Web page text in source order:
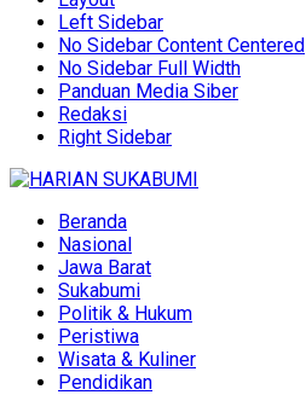
Left Sidebar
No Sidebar Content Centered
No Sidebar Full Width
Panduan Media Siber
Redaksi
Right Sidebar
Beranda
Nasional
Jawa Barat
Sukabumi
Politik & Hukum
Peristiwa
Wisata & Kuliner
Pendidikan